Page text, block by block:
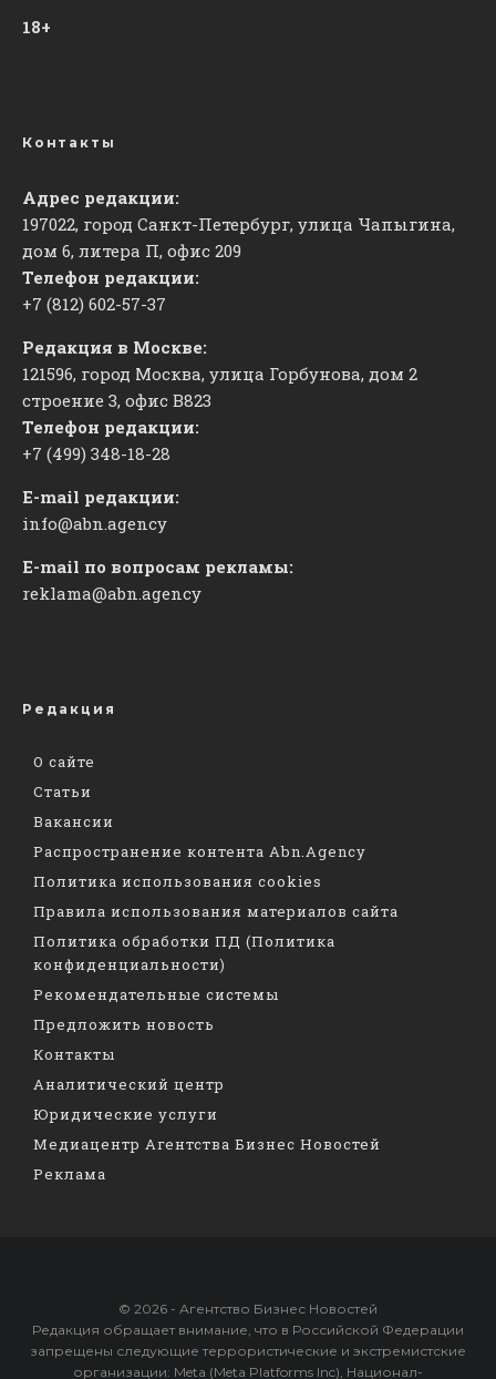
18+
Контакты
Адрес редакции:
197022, город Санкт-Петербург, улица Чапыгина,
дом 6, литера П, офис 209
Телефон редакции:
+7 (812) 602-57-37
Редакция в Москве:
121596, город Москва, улица Горбунова, дом 2
строение 3, офис ​В823
Телефон редакции:
+7 (499) 348-18-28
E-mail редакции:
info@abn.agency
E-mail по вопросам рекламы:
reklama@abn.agency
Редакция
О сайте
Статьи
Вакансии
Распространение контента Abn.Agency
Политика использования cookies
Правила использования материалов сайта
Политика обработки ПД (Политика
конфиденциальности)
Рекомендательные системы
Предложить новость
Контакты
Аналитический центр
Юридические услуги
Медиацентр Агентства Бизнес Новостей
Реклама
© 2026 - Агентство Бизнес Новостей
Редакция обращает внимание, что в Российской Федерации
запрещены следующие террористические и экстремистские
организации: Meta (Meta Platforms Inc), Национал-